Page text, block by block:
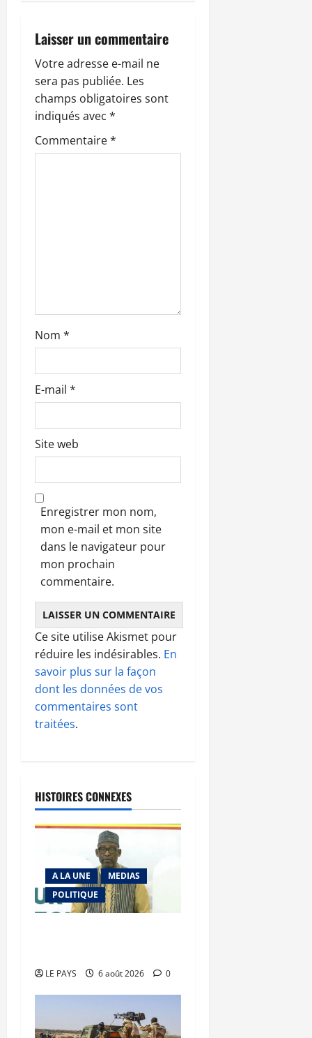
i
o
n
d
’
c
l
Laisser un commentaire
Votre adresse e-mail ne
sera pas publiée. Les
champs obligatoires sont
indiqués avec *
Commentaire*
Nom *
E-mail *
Site web
Enregistrer mon nom,
mon e-mail et mon site
dans le navigateur pour
mon prochain
commentaire.
Ce site utilise Akismet pour
réduire les indésirables. En
savoir plus sur la façon
dont les données de vos
commentaires sont
traitées.
HISTOIRES CONNEXES
A LA UNE
MEDIAS
POLITIQUE
LE PAYS 6 août 2026 0